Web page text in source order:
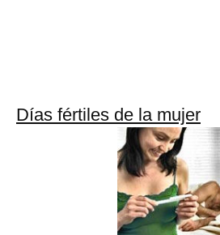
Días fértiles de la mujer